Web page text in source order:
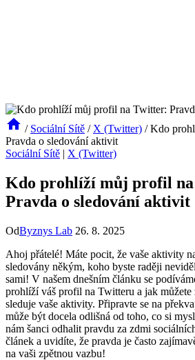
/ Sociální Sítě / X (Twitter) / Kdo
Pravda o sledování aktivit
Sociální Sítě | X (Twitter)
Kdo prohlíží můj profil
Pravda o sledování aktivit
OdByznys Lab 26. 8. 2025
Ahoj přátelé! Máte pocit, že vaše aktivity
sledovány někým, koho byste raději
sami! V našem dnešním článku se
prohlíží váš profil na Twitteru a jak
sleduje vaše aktivity. Připravte se na
může být docela odlišná od toho, co si
nám šanci odhalit pravdu za zdmi
článek a uvidíte, že pravda je často
na vaši zpětnou vazbu!